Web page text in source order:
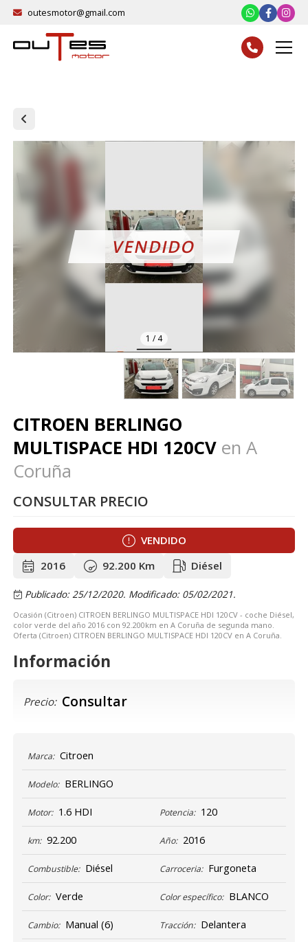
outesmotor@gmail.com
1 /4
CITROEN BERLINGO
MULTISPACE HDI 120CVen A
Coruña
CONSULTAR PRECIO
VENDIDO
2016
92.200 Km Diésel
Publicado: 25/12/2020. Modificado: 05/02/2021.
Ocasión (Citroen) CITROEN BERLINGO MULTISPACE HDI 120CV - coche Diésel,
color verde del año 2016 con 92.200km en A Coruña de segunda mano.
Oferta (Citroen) CITROEN BERLINGO MULTISPACE HDI 120CV en A Coruña.
Información
Precio: Consultar
Marca: Citroen
Modelo: BERLINGO
Motor: 1.6 HDI Potencia: 120
km: 92.200 Año: 2016
Combustible: Diésel Carroceria: Furgoneta
Color: Verde Color específico: BLANCO
Cambio: Manual (6) Tracción: Delantera